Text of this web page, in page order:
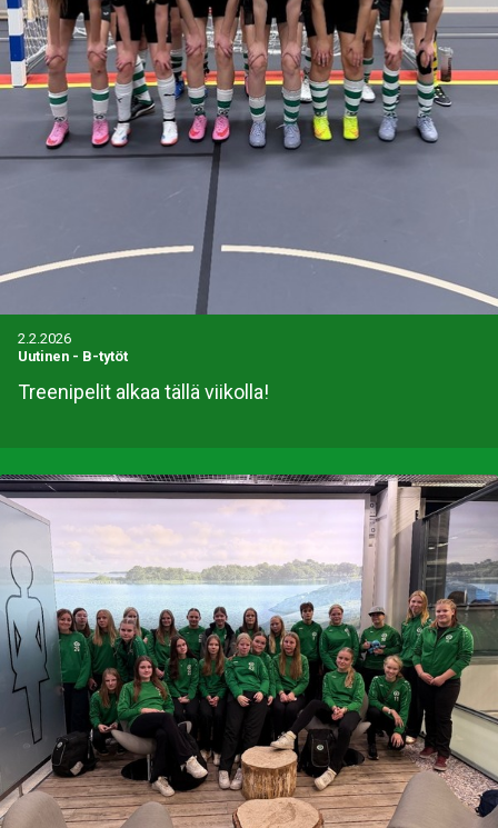
2.2.2026
Uutinen - B-tytöt
Treenipelit alkaa tällä viikolla!